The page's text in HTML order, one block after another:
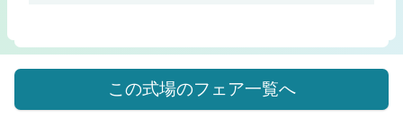
この式場のフェア一覧へ